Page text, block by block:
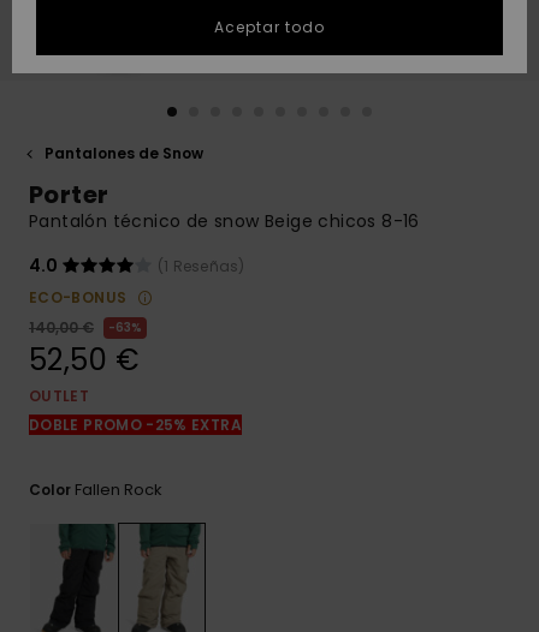
Inicia una
conversación
respuestas a
las preguntas
contacto.
Pantalones de Snow
Porter
Pantalón técnico de snow Beige chicos 8-16
4.0
(1 Reseñas)
ECO-BONUS
140,00 €
63%
52,50 €
OUTLET
DOBLE PROMO -25% EXTRA
Color Fallen Rock
Aceptar todo